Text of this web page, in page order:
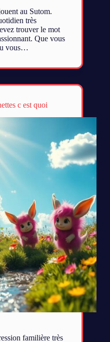
au Sutom.
très
trouver le mot
Que vous
vous…
c est quoi
familière très